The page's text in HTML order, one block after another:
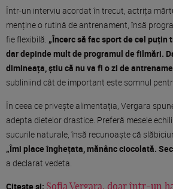
Într-un interviu acordat în trecut, actrița
menține o rutină de antrenament, însă
fie flexibilă. „Încerc să fac sport de cel puțin
dar depinde mult de programul de filmări.
dimineața, știu că nu va fi o zi de
subliniind cât de important este somnul
În ceea ce privește alimentația, Vergara
adepta dietelor drastice. Preferă mesele
sucurile naturale, însă recunoaște că
„Îmi place înghețata, mănânc ciocolată.
a declarat vedeta.
Citește și: Sofia Vergara, doar într-un